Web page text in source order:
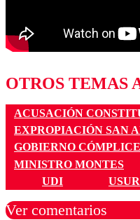
OTROS TEMAS
ACUSACIÓN
EXPROPIACIÓN SAN
GOBIERNO CÓMPLICE
MINISTRO MONTES
UDI
Ver comentarios